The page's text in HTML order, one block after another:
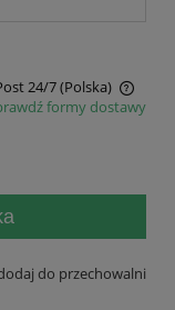
24/7(Polska)
formy dostawy
do przechowalni